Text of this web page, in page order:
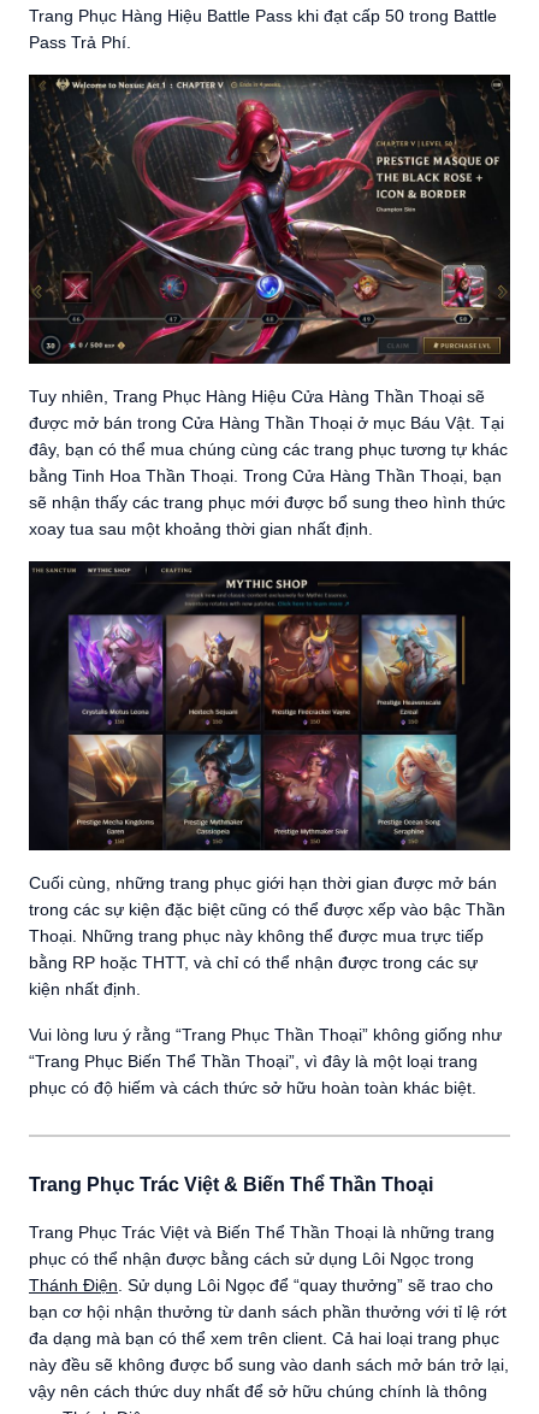
Trang Phục Hàng Hiệu Battle Pass khi đạt cấp 50 trong Battle
Pass Trả Phí.
Tuy nhiên, Trang Phục Hàng Hiệu Cửa Hàng Thần Thoại sẽ
được mở bán trong Cửa Hàng Thần Thoại ở mục Báu Vật. Tại
đây, bạn có thể mua chúng cùng các trang phục tương tự khác
bằng Tinh Hoa Thần Thoại. Trong Cửa Hàng Thần Thoại, bạn
sẽ nhận thấy các trang phục mới được bổ sung theo hình thức
xoay tua sau một khoảng thời gian nhất định.
Cuối cùng, những trang phục giới hạn thời gian được mở bán
trong các sự kiện đặc biệt cũng có thể được xếp vào bậc Thần
Thoại. Những trang phục này không thể được mua trực tiếp
bằng RP hoặc THTT, và chỉ có thể nhận được trong các sự
kiện nhất định.
Vui lòng lưu ý rằng “Trang Phục Thần Thoại” không giống như
“Trang Phục Biến Thể Thần Thoại”, vì đây là một loại trang
phục có độ hiếm và cách thức sở hữu hoàn toàn khác biệt.
Trang Phục Trác Việt & Biến Thể Thần Thoại
Trang Phục Trác Việt và Biến Thể Thần Thoại là những trang
phục có thể nhận được bằng cách sử dụng Lôi Ngọc trong
Thánh Điện . Sử dụng Lôi Ngọc để “quay thưởng” sẽ trao cho
bạn cơ hội nhận thưởng từ danh sách phần thưởng với tỉ lệ rớt
đa dạng mà bạn có thể xem trên client. Cả hai loại trang phục
này đều sẽ không được bổ sung vào danh sách mở bán trở lại,
vậy nên cách thức duy nhất để sở hữu chúng chính là thông